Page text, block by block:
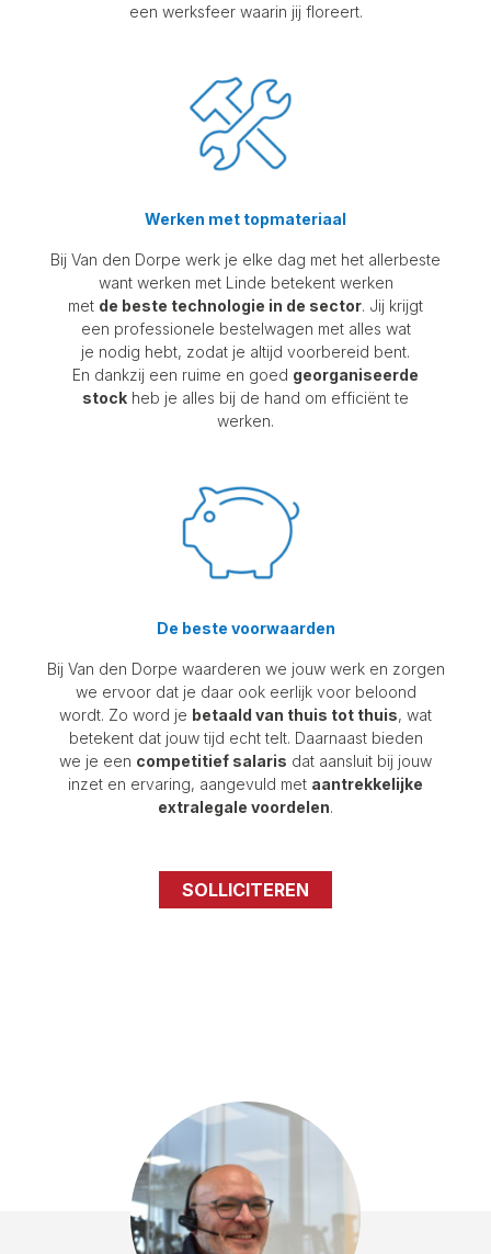
een werksfeer waarin jij floreert.
Werken met topmateriaal
Bij Van den Dorpe werk je elke dag met het allerbeste
want werken met Linde betekent werken
met de beste technologie in de sector. Jij krijgt
een professionele bestelwagen met alles wat
je nodig hebt, zodat je altijd voorbereid bent.
En dankzij een ruime en goed georganiseerde
stock heb je alles bij de hand om efficiënt te
werken.
De beste voorwaarden
Bij Van den Dorpe waarderen we jouw werk en zorgen
we ervoor dat je daar ook eerlijk voor beloond
wordt. Zo word je betaald van thuis tot thuis, wat
betekent dat jouw tijd echt telt. Daarnaast bieden
we je een competitief salaris dat aansluit bij jouw
inzet en ervaring, aangevuld met aantrekkelijke
extralegale voordelen.
SOLLICITEREN